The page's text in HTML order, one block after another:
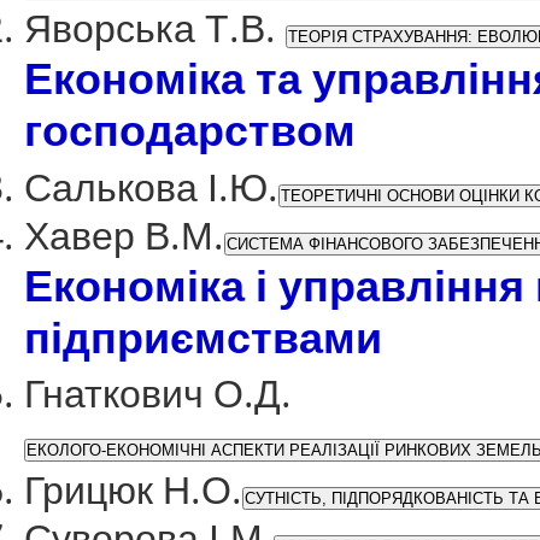
Яворська Т.В. ТЕОРІЯ СТРАХУВАННЯ:
Економіка та
господарством
Салькова І.Ю. ТЕОРЕТИЧНІ ОСНОВИ ОЦІНКИ
Хавер В.М. СИСТЕМА ФІНАНСОВОГО
Економіка і
підприємствами
Гнаткович О.Д.
ЕКОЛОГО-ЕКОНОМІЧНІ АСПЕКТИ РЕАЛІЗАЦІЇ РИНКОВИХ
Грицюк Н.О. СУТНІСТЬ, ПІДПОРЯДКОВАНІСТЬ ТА